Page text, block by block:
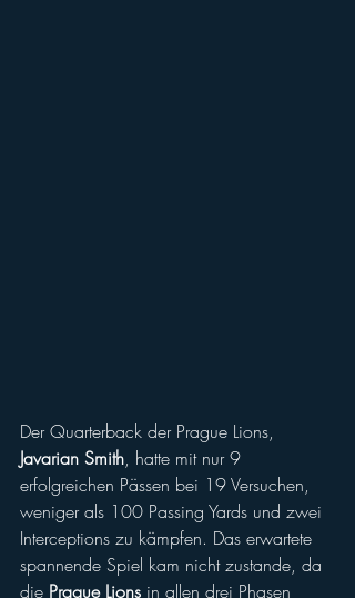
Der Quarterback der Prague Lions,
Javarian Smith, hatte mit nur 9
erfolgreichen Pässen bei 19 Versuchen,
weniger als 100 Passing Yards und zwei
Interceptions zu kämpfen. Das erwartete
spannende Spiel kam nicht zustande, da
die Prague Lions in allen drei Phasen